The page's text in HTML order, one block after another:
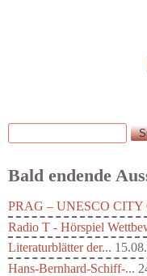
Suchformular
Suche
Bald endende
PRAG – UNESCO CITY
Radio T - Hörspiel
Literaturblätter der...
Hans-Bernhard-Schiff-...